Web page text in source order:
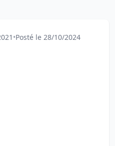
•Posté le 28/10/2024